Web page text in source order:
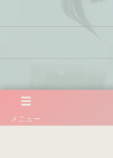
メニュー